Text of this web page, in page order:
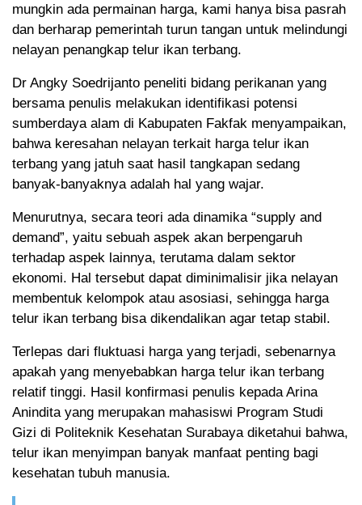
mungkin ada permainan harga, kami hanya bisa pasrah
dan berharap pemerintah turun tangan untuk melindungi
nelayan penangkap telur ikan terbang.
Dr Angky Soedrijanto peneliti bidang perikanan yang
bersama penulis melakukan identifikasi potensi
sumberdaya alam di Kabupaten Fakfak menyampaikan,
bahwa keresahan nelayan terkait harga telur ikan
terbang yang jatuh saat hasil tangkapan sedang
banyak-banyaknya adalah hal yang wajar.
Menurutnya, secara teori ada dinamika “supply and
demand”, yaitu sebuah aspek akan berpengaruh
terhadap aspek lainnya, terutama dalam sektor
ekonomi. Hal tersebut dapat diminimalisir jika nelayan
membentuk kelompok atau asosiasi, sehingga harga
telur ikan terbang bisa dikendalikan agar tetap stabil.
Terlepas dari fluktuasi harga yang terjadi, sebenarnya
apakah yang menyebabkan harga telur ikan terbang
relatif tinggi. Hasil konfirmasi penulis kepada Arina
Anindita yang merupakan mahasiswi Program Studi
Gizi di Politeknik Kesehatan Surabaya diketahui bahwa,
telur ikan menyimpan banyak manfaat penting bagi
kesehatan tubuh manusia.